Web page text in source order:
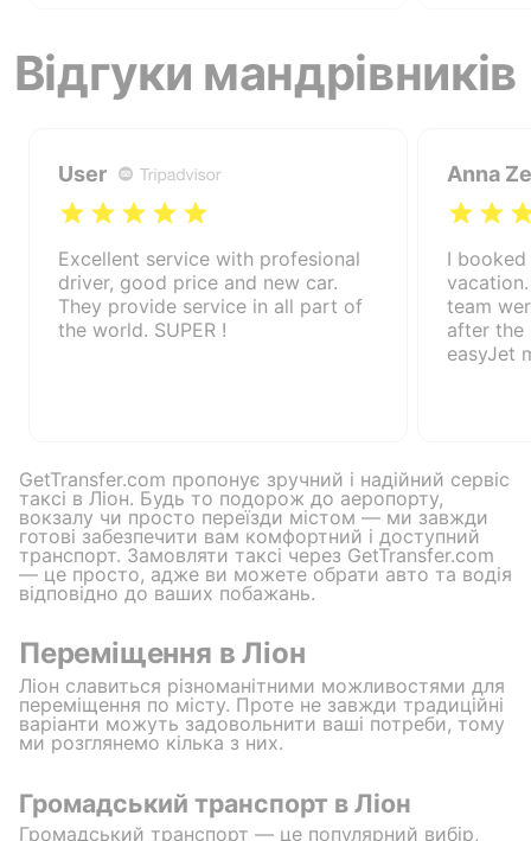
Відгуки мандрівників
User
Excellent service with profesional
driver, good price and new car.
They provide service in all part of
the world. SUPER !
Anna
I
team
after the
easyJet
GetTransfer.com пропонує зручний і надійний сервіс
таксі в Ліон. Будь то подорож до аеропорту,
вокзалу чи просто переїзди містом — ми завжди
готові забезпечити вам комфортний і доступний
транспорт. Замовляти таксі через GetTransfer.com
— це просто, адже ви можете обрати авто та водія
відповідно до ваших побажань.
Переміщення в Ліон
Ліон славиться різноманітними можливостями для
переміщення по місту. Проте не завжди традиційні
варіанти можуть задовольнити ваші потреби, тому
ми розглянемо кілька з них.
Громадський транспорт в Ліон
Громадський транспорт — це популярний вибір,